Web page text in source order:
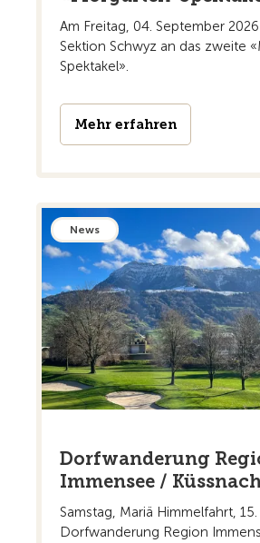
Am Freitag, 04. September
Sektion Schwyz an das zweite
Spektakel».
Mehr erfahren
News
Dorfwanderung
Immensee /
Samstag, Mariä Himmelfahrt,
Dorfwanderung Region